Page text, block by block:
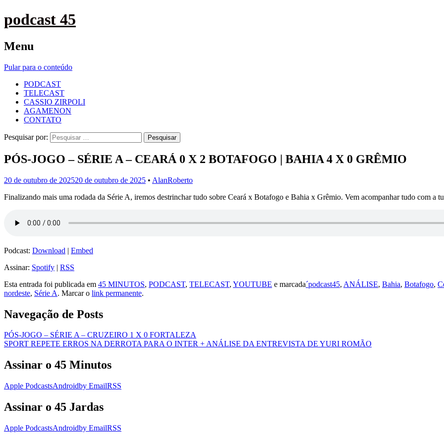
podcast 45
Menu
Pular para o conteúdo
PODCAST
TELECAST
CASSIO ZIRPOLI
AGAMENON
CONTATO
Pesquisar por:
PÓS-JOGO – SÉRIE A – CEARÁ 0 X 2 BOTAFOGO | BAHIA 4 X 0 GRÊMIO
20 de outubro de 202520 de outubro de 2025 • AlanRoberto
Finalizando mais uma rodada da Série A, iremos destrinchar tudo sobre Ceará x Botafogo e Bahia x Grêmio. Vem acompanhar tudo com a
Podcast: Download | Embed
Assinar: Spotify | RSS
Esta entrada foi publicada em 45 MINUTOS, PODCAST, TELECAST, YOUTUBE e marcada´podcast45, ANÁLISE, Bahia, Botafogo,
nordeste, Série A. Marcar o link permanente.
Navegação de Posts
PÓS-JOGO – SÉRIE A – CRUZEIRO 1 X 0 FORTALEZA
SPORT REPETE ERROS NA DERROTA PARA O INTER + ANÁLISE DA ENTREVISTA DE YURI ROMÃO
Assinar o 45 Minutos
Apple PodcastsAndroidby EmailRSS
Assinar o 45 Jardas
Apple PodcastsAndroidby EmailRSS